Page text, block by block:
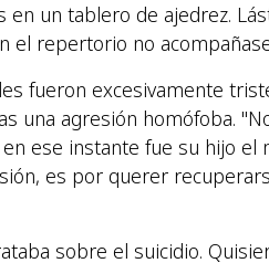
en un tablero de ajedrez.
el repertorio no
fueron excesivamente
una agresión homófoba.
ese instante fue su hijo
es por querer
sobre el suicidio.